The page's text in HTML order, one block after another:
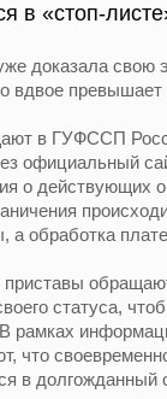
в «стоп-
доказала свою
вдвое превышает
в ГУФССП
официальный
о действующих
а обработка
статуса,
рамках
что
в долгожданный